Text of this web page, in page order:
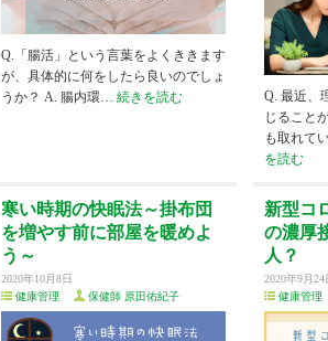
Q.「腸活」という言葉をよくききます
が、具体的に何をしたら良いのでしょ
うか？ A. 腸内環… 続きを読む
Q. 最近、
じること
も取れて
を読む
寒い時期の快眠法～掛布団
を増やす前に部屋を暖めよ
う～
2020年10月8日
健康管理
保健師 原田佑紀子
新型コ
の濃厚
人？
2020年9月24
健康管理